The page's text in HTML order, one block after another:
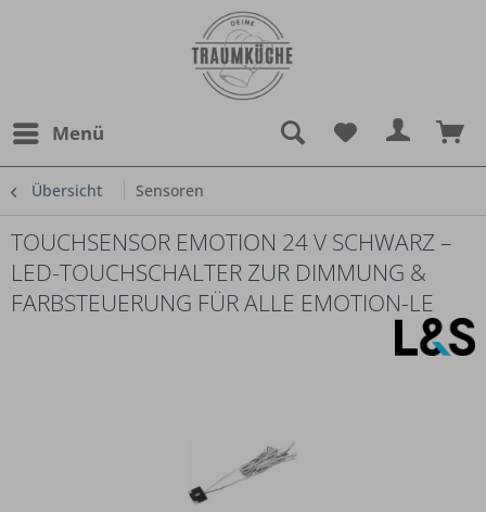
Menü
Übersicht Sensoren
TOUCHSENSOR EMOTION 24 V SCHWARZ –
LED-TOUCHSCHALTER ZUR DIMMUNG &
FARBSTEUERUNG FÜR ALLE EMOTION-LE